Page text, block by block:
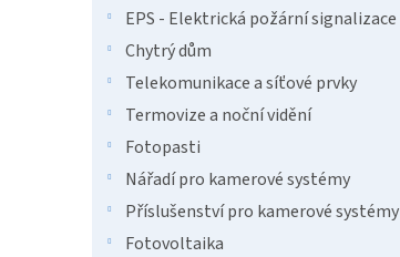
EPS - Elektrická požární signalizace
Chytrý dům
Telekomunikace a síťové prvky
Termovize a noční vidění
Fotopasti
Nářadí pro kamerové systémy
Příslušenství pro kamerové systémy
Fotovoltaika